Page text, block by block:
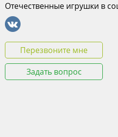
Отечественные игрушки в
Перезвоните мне
Задать вопрос